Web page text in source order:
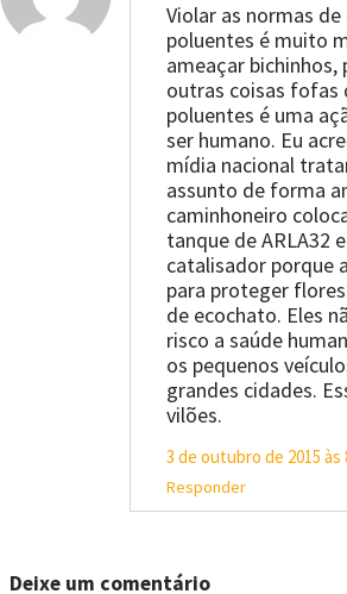
Violar as normas
poluentes é muito
ameaçar bichinhos,
outras coisas fofas
poluentes é uma
ser humano. Eu
mídia nacional
assunto de forma
caminhoneiro
tanque de ARLA32
catalisador porque
para proteger
de ecochato. Eles
risco a saúde
os pequenos
grandes cidades.
vilões.
3 de outubro de 2015 às
Responder
Deixe um comentário